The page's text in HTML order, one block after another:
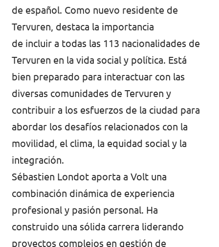
de español. Como nuevo residente de
Tervuren, destaca la importancia
de incluir a todas las 113 nacionalidades de
Tervuren en la vida social y política. Está
bien preparado para interactuar con las
diversas comunidades de Tervuren y
contribuir a los esfuerzos de la ciudad para
abordar los desafíos relacionados con la
movilidad, el clima, la equidad social y la
integración.
Sébastien Londot aporta a Volt una
combinación dinámica de experiencia
profesional y pasión personal. Ha
construido una sólida carrera liderando
proyectos complejos en gestión de